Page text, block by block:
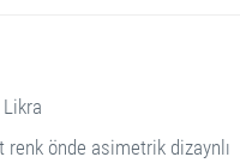
Likra
önde asimetrik dizaynlı